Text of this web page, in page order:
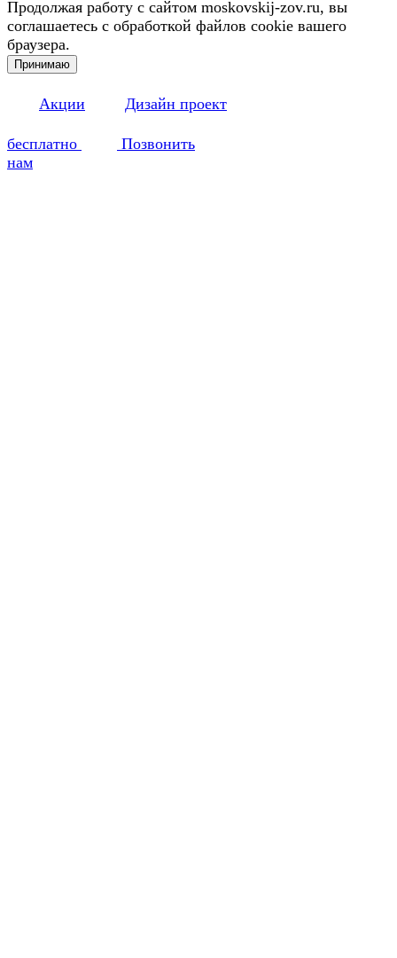
Продолжая работу с сайтом moskovskij-zov.ru, вы
соглашаетесь с обработкой файлов cookie вашего
браузера.
Принимаю
Акции Дизайн проект
бесплатно
Позвонить
нам